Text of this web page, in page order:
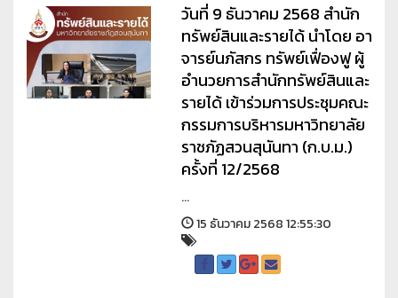
วันที่ 9 ธันวาคม 2568 สำนัก
ทรัพย์สินและรายได้ นำโดย อา
จารย์นภัสกร ทรัพย์เฟื่องฟู ผู้
อำนวยการสำนักทรัพย์สินและ
รายได้ เข้าร่วมการประชุมคณะ
กรรมการบริหารมหาวิทยาลัย
ราชภัฏสวนสุนันทา (ก.บ.ม.)
ครั้งที่ 12/2568
...
15 ธันวาคม 2568 12:55:30